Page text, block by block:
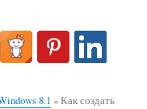
8.1 »Как создать